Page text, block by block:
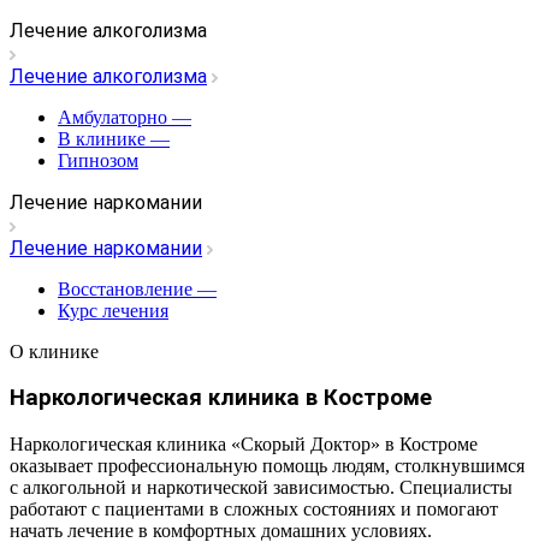
Лечение алкоголизма
Лечение алкоголизма
Амбулаторно —
В клинике —
Гипнозом
Лечение наркомании
Лечение наркомании
Восстановление —
Курс лечения
О клинике
Наркологическая клиника в Костроме
Наркологическая клиника «Скорый Доктор» в Костроме
оказывает профессиональную помощь людям, столкнувшимся
с алкогольной и наркотической зависимостью. Специалисты
работают с пациентами в сложных состояниях и помогают
начать лечение в комфортных домашних условиях.